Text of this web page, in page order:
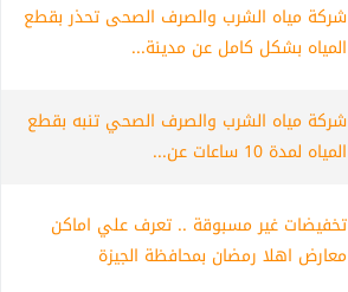
شركة مياه الشرب والصرف الصحى تحذر بقطع
المياه بشكل كامل عن مدينة...
شركة مياه الشرب والصرف الصحي تنبه بقطع
المياه لمدة 10 ساعات عن...
تخفيضات غير مسبوقة .. تعرف علي اماكن
معارض اهلا رمضان بمحافظة الجيزة